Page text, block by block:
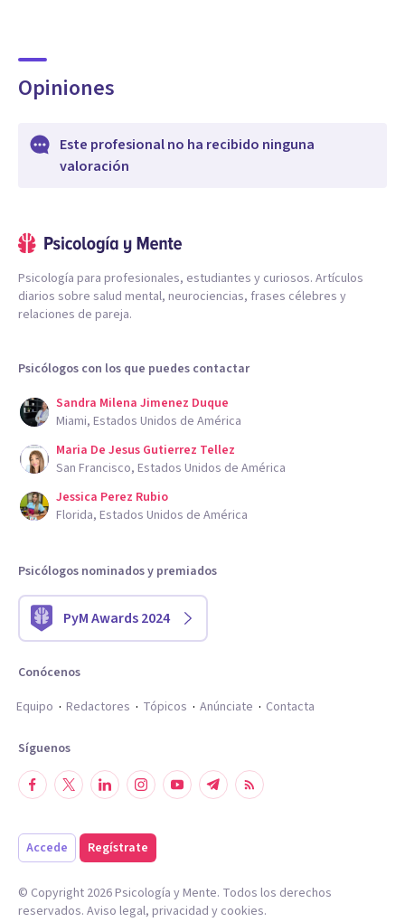
Opiniones
Este profesional no ha recibido ninguna
valoración
Psicología para profesionales, estudiantes y curiosos. Artículos
diarios sobre salud mental, neurociencias, frases célebres y
relaciones de pareja.
Psicólogos con los que puedes contactar
Sandra Milena Jimenez Duque
Miami, Estados Unidos de América
Maria De Jesus Gutierrez Tellez
San Francisco, Estados Unidos de América
Jessica Perez Rubio
Florida, Estados Unidos de América
Psicólogos nominados y premiados
PyM Awards 2024
Conócenos
Equipo
Redactores Tópicos Anúnciate Contacta
Síguenos
Accede Regístrate
© Copyright 2026Psicología y Mente. Todos los derechos
reservados. Aviso legal, privacidad y cookies.